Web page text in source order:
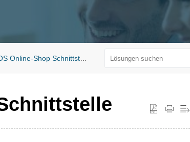
Online-Shop Schnittstelle